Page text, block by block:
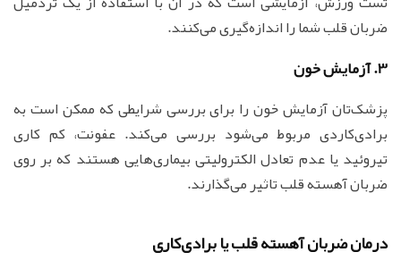
ضربان قلب شما را اندازه‌گیری می‌کنند.
3. آزمايش خون
پزشک‌تان آزمایش خون را برای بررسی شرایطی که ممکن است به
برادی‌کاردی مربوط می‌شود بررسی می‌کند. عفونت، کم کاری
تیروئید یا عدم تعادل الکترولیتی بیماری‌هایی هستند که بر روی
ضربان آهسته قلب تاثیر می‌گذارند.
درمان ضربان آهسته قلب یا برادی‌کاری